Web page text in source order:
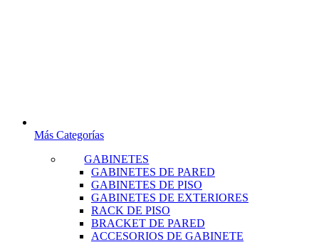
Más Categorías
GABINETES
GABINETES DE PARED
GABINETES DE PISO
GABINETES DE EXTERIORES
RACK DE PISO
BRACKET DE PARED
ACCESORIOS DE GABINETE